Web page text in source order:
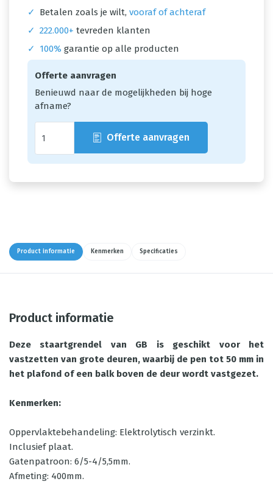
✓
Betalen zoals je wilt, vooraf of achteraf
✓ 222.000+ tevreden klanten
✓
100% garantie op alle producten
Offerte aanvragen
Benieuwd naar de mogelijkheden bij hoge
afname?
Offerte aanvragen
Product informatie Kenmerken Specificaties
Product informatie
Deze staartgrendel van GB is geschikt voor het
vastzetten van grote deuren, waarbij de pen tot 50 mm in
het plafond of een balk boven de deur wordt vastgezet.
Kenmerken:
Oppervlaktebehandeling: Elektrolytisch verzinkt.
Inclusief plaat.
Gatenpatroon: 6/5-4/5,5mm.
Afmeting: 400mm.